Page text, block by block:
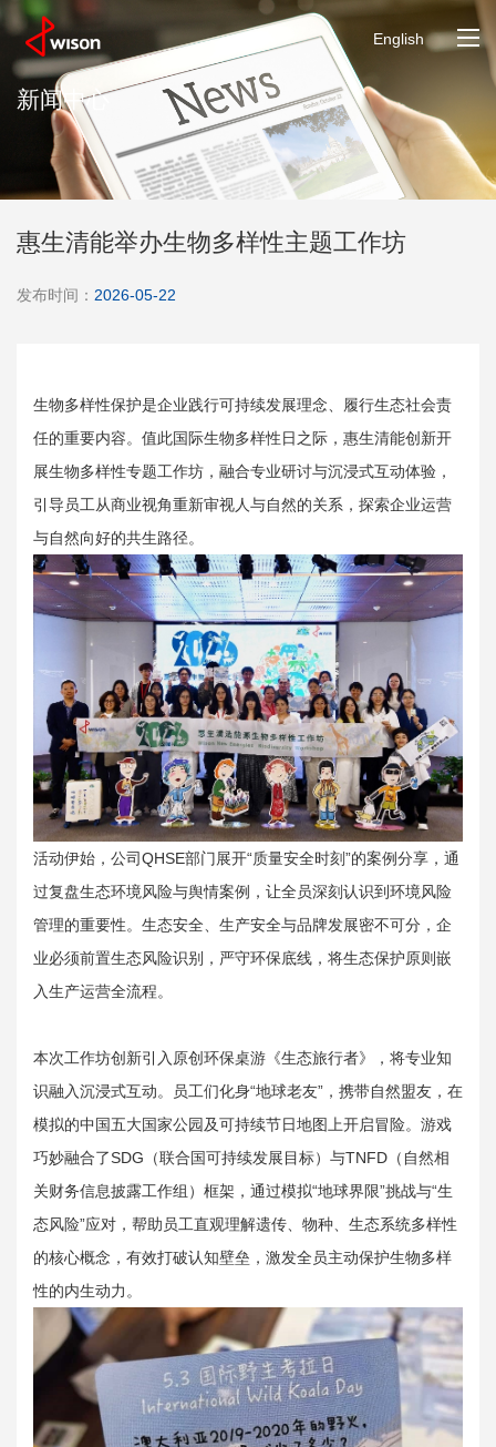
English
新闻中心
惠生清能举办生物多样性主题工作坊
发布时间： 2026-05-22
生物多样性保护是企业践行可持续发展理念、履行生态社会责
任的重要内容。值此国际生物多样性日之际，惠生清能创新开
展生物多样性专题工作坊，融合专业研讨与沉浸式互动体验，
引导员工从商业视角重新审视人与自然的关系，探索企业运营
与自然向好的共生路径。
活动伊始，公司QHSE部门展开“质量安全时刻”的案例分享，通
过复盘生态环境风险与舆情案例，让全员深刻认识到环境风险
管理的重要性。生态安全、生产安全与品牌发展密不可分，企
业必须前置生态风险识别，严守环保底线，将生态保护原则嵌
入生产运营全流程。
本次工作坊创新引入原创环保桌游《生态旅行者》，将专业知
识融入沉浸式互动。员工们化身“地球老友”，携带自然盟友，在
模拟的中国五大国家公园及可持续节日地图上开启冒险。游戏
巧妙融合了SDG（联合国可持续发展目标）与TNFD（自然相
关财务信息披露工作组）框架，通过模拟“地球界限”挑战与“生
态风险”应对，帮助员工直观理解遗传、物种、生态系统多样性
的核心概念，有效打破认知壁垒，激发全员主动保护生物多样
性的内生动力。